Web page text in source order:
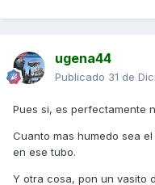
ugena44
Publicado 31 de
Pues si, es perfectamente
Cuanto mas humedo sea
en ese tubo.
Y otra cosa, pon un vasito